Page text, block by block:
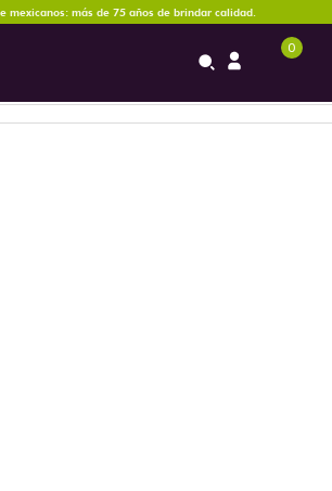
mexicanos: más de 75 años de brindar calidad.
0